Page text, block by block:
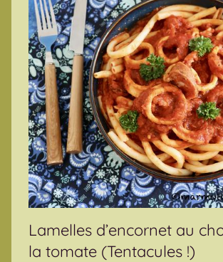
Lamelles d’encornet au
la tomate (Tentacules !)